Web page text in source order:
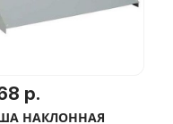
р.
НАКЛОННАЯ